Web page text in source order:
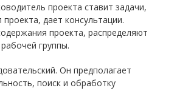
проекта ставит задачи,
дает консультации.
проекта, распределяют
группы.
Он предполагает
поиск и обработку